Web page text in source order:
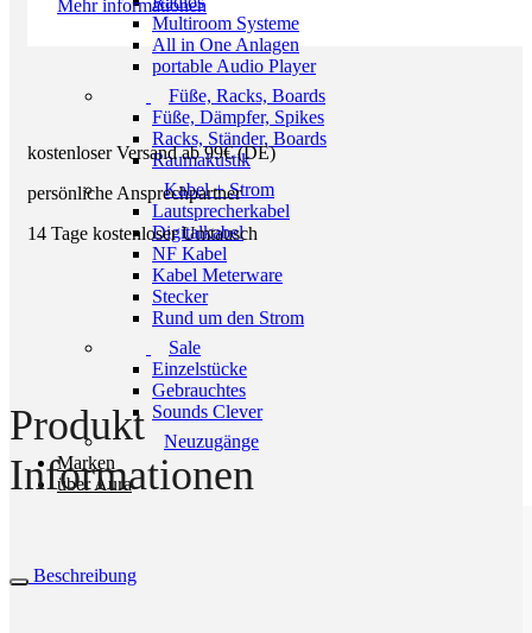
Multiroom Systeme
All in One Anlagen
portable Audio Player
Füße, Racks, Boards
Füße, Dämpfer, Spikes
Racks, Ständer, Boards
Raumakustik
Kabel + Strom
Lautsprecherkabel
Digitalkabel
NF Kabel
Kabel Meterware
Stecker
Rund um den Strom
Sale
Einzelstücke
Gebrauchtes
Sounds Clever
Neuzugänge
Marken
über Aura
Mehr informationen
kostenloser Versand ab 99€ (DE)
persönliche Ansprechpartner
14 Tage kostenloser Umtausch
Produkt
Informationen
Beschreibung